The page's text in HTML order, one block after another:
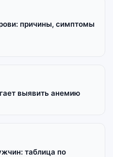
причины, симптомы
выявить анемию
таблица по